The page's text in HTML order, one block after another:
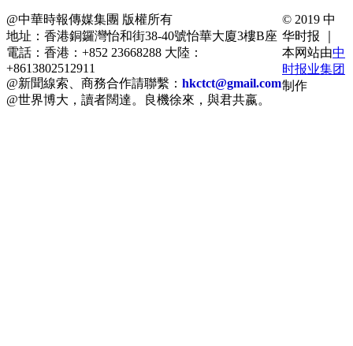
@中華時報傳媒集團 版權所有
地址：香港銅鑼灣怡和街38-40號怡華大廈3樓B座
電話：香港：+852 23668288 大陸：
+8613802512911
@新聞線索、商務合作請聯繫： hkctct@gmail.com
@世界博大，讀者闊達。良機徐來，與君共嬴。
© 2019 中
华时报 ｜
本网站由中
时报业集团
制作